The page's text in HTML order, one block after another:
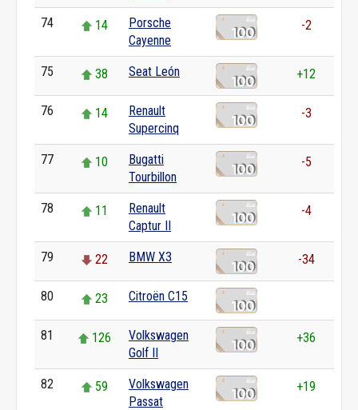
74 14
Porsche
Cayenne
-2
75 38 Seat León +12
76 14
Renault
Supercinq
-3
77 10
Bugatti
Tourbillon
-5
78 11
Renault
Captur II
-4
79 22 BMW X3 -34
80 23 Citroën C15
81 126
Volkswagen
Golf II
+36
82 59
Volkswagen
Passat
+19